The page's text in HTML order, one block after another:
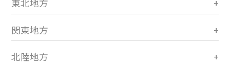
東北地方
関東地方
北陸地方